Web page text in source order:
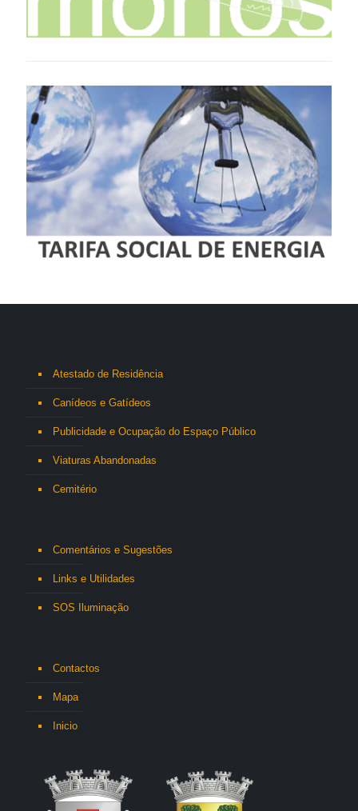
Atestado de Residência
Canídeos e Gatídeos
Publicidade e Ocupação do Espaço Público
Viaturas Abandonadas
Cemitério
Comentários e Sugestões
Links e Utilidades
SOS Iluminação
Contactos
Mapa
Inicio